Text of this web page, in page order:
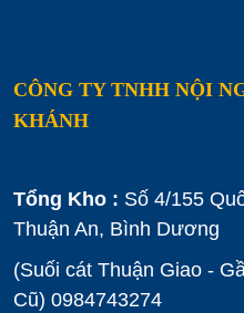
CÔNG TY TNHH NỘI
KHÁNH
Tổng Kho : Số 4/155
Thuận An, Bình Dương
(Suối cát Thuận Giao -
Cũ) 0984743274